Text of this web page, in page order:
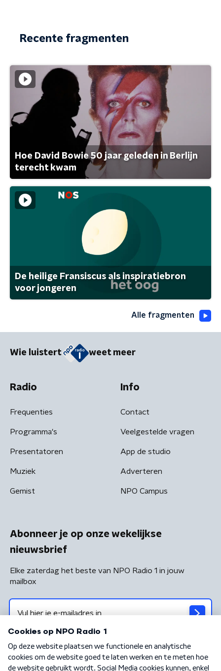
Recente fragmenten
Hoe David Bowie 50 jaar geleden in Berlijn
terecht kwam
De heilige Fransiscus als inspiratiebron
voor jongeren
Alle fragmenten
Wie luistert weet meer
Radio
Frequenties
Programma's
Presentatoren
Muziek
Gemist
Info
Contact
Veelgestelde vragen
App de studio
Adverteren
NPO Campus
Abonneer je op onze wekelijkse
nieuwsbrief
Elke zaterdag het beste van NPO Radio 1 in jouw
mailbox